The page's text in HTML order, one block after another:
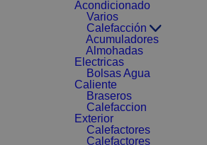
Acondicionado
Varios
Calefacción
Acumuladores
Almohadas
Electricas
Bolsas Agua
Caliente
Braseros
Calefaccion
Exterior
Calefactores
Calefactores